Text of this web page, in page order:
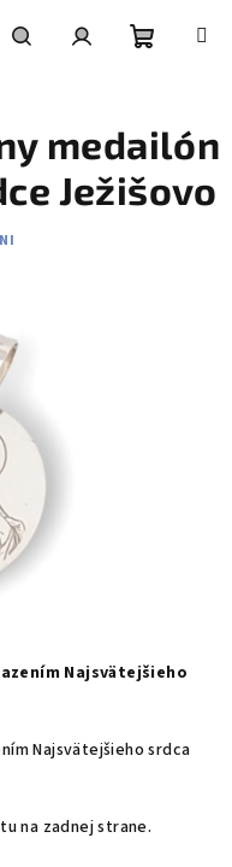
košík
Najsvätejšieho
Najsvätejšieho srdca
na zadnej strane.
medailón
Ježišovo